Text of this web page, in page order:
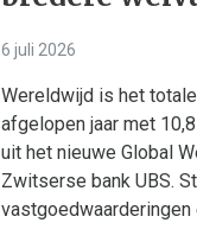
6 juli 2026
Wereldwijd is het
afgelopen jaar met
uit het nieuwe Global
Zwitserse bank UBS.
vastgoedwaarderingen